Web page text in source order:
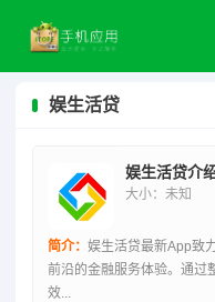
娱生活贷
娱生活贷介
大小：未知
简介： 娱生活贷最新App致
前沿的金融服务体验。通过
效...